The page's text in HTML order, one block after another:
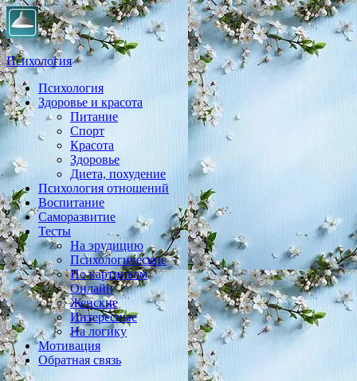
Психология
Практическая психология, личностный рост, экология,
здоровье, воспитание,
Психология
Здоровье и красота
Питание
Спорт
Красота
Здоровье
Диета, похудение
Психология отношений
Воспитание
Саморазвитие
Тесты
На эрудицию
Психологические
По картинкам
Онлайн
Женские
Интересные
На логику
Мотивация
Обратная связь